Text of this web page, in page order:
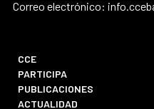
Correo electrónico:
CCE
PARTICIPA
PUBLICACIONES
ACTUALIDAD